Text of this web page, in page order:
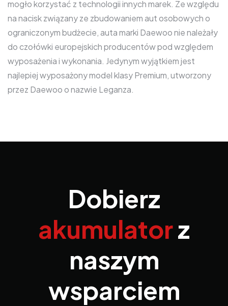
mogło korzystać z technologii innych marek. Ze względu
na nacisk związany ze zbudowaniem aut osobowych o
ograniczonym budżecie, auta marki Daewoo nie należały
do czołówki europejskich producentów pod względem
wyposażenia i wykonania. Jedynym wyjątkiem jest
najlepiej wyposażony model klasy Premium, utworzony
przez Daewoo o nazwie Leganza.
Dobierz
akumulatorz
naszym
wsparciem